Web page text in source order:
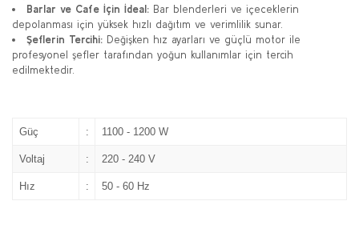
Barlar ve Cafe İçin İdeal: Bar blenderleri ve içeceklerin
depolanması için yüksek hızlı dağıtım ve verimlilik sunar.
Şeflerin Tercihi: Değişken hız ayarları ve güçlü motor ile
profesyonel şefler tarafından yoğun kullanımlar için tercih
edilmektedir.
Güç : 1100 - 1200 W
Voltaj : 220 - 240 V
Hız : 50 - 60 Hz